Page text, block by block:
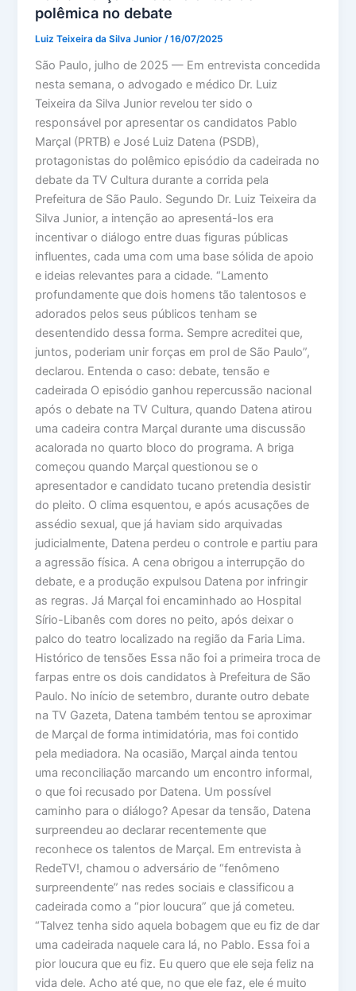
polêmica no debate
Luiz Teixeira da Silva Junior /16/07/2025
São Paulo, julho de 2025 — Em entrevista concedida
nesta semana, o advogado e médico Dr. Luiz
Teixeira da Silva Junior revelou ter sido o
responsável por apresentar os candidatos Pablo
Marçal (PRTB) e José Luiz Datena (PSDB),
protagonistas do polêmico episódio da cadeirada no
debate da TV Cultura durante a corrida pela
Prefeitura de São Paulo. Segundo Dr. Luiz Teixeira da
Silva Junior, a intenção ao apresentá-los era
incentivar o diálogo entre duas figuras públicas
influentes, cada uma com uma base sólida de apoio
e ideias relevantes para a cidade. “Lamento
profundamente que dois homens tão talentosos e
adorados pelos seus públicos tenham se
desentendido dessa forma. Sempre acreditei que,
juntos, poderiam unir forças em prol de São Paulo”,
declarou. Entenda o caso: debate, tensão e
cadeirada O episódio ganhou repercussão nacional
após o debate na TV Cultura, quando Datena atirou
uma cadeira contra Marçal durante uma discussão
acalorada no quarto bloco do programa. A briga
começou quando Marçal questionou se o
apresentador e candidato tucano pretendia desistir
do pleito. O clima esquentou, e após acusações de
assédio sexual, que já haviam sido arquivadas
judicialmente, Datena perdeu o controle e partiu para
a agressão física. A cena obrigou a interrupção do
debate, e a produção expulsou Datena por infringir
as regras. Já Marçal foi encaminhado ao Hospital
Sírio-Libanês com dores no peito, após deixar o
palco do teatro localizado na região da Faria Lima.
Histórico de tensões Essa não foi a primeira troca de
farpas entre os dois candidatos à Prefeitura de São
Paulo. No início de setembro, durante outro debate
na TV Gazeta, Datena também tentou se aproximar
de Marçal de forma intimidatória, mas foi contido
pela mediadora. Na ocasião, Marçal ainda tentou
uma reconciliação marcando um encontro informal,
o que foi recusado por Datena. Um possível
caminho para o diálogo? Apesar da tensão, Datena
surpreendeu ao declarar recentemente que
reconhece os talentos de Marçal. Em entrevista à
RedeTV!, chamou o adversário de “fenômeno
surpreendente” nas redes sociais e classificou a
cadeirada como a “pior loucura” que já cometeu.
“Talvez tenha sido aquela bobagem que eu fiz de dar
uma cadeirada naquele cara lá, no Pablo. Essa foi a
pior loucura que eu fiz. Eu quero que ele seja feliz na
vida dele. Acho até que, no que ele faz, ele é muito